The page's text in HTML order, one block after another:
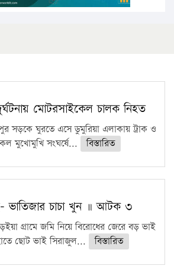
মোটরসাইকেল চালক নিহত
সড়কে ঘুরতে এসে ডুমুরিয়া এলাকায় ট্রাক ও
মুখোমুখি সংঘর্ষে...
বিস্তারিত
ভাতিজার চাচা খুন ॥ আটক ৩
গ্রামে জমি নিয়ে বিরোধের জেরে বড় ভাই
ছোট ভাই সিরাজুল...
বিস্তারিত